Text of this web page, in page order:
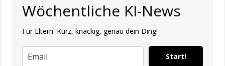
Wöchentliche KI-News
Für Eltern: Kurz, knackig, genau dein Ding!
Start!